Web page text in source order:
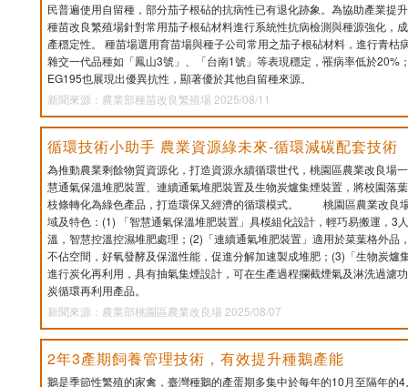
民普遍使用自留種，部分茄子根砧的抗病性已有退化跡象。為協助產業提
種苗改良繁殖場針對常用茄子根砧材料進行系統性抗病檢測與種源強化，
產穩定性。 種苗場選用育苗場與種子公司常用之茄子根砧材料，進行青枯
雜交一代品種如「鳳山3號」、「台南1號」等表現穩定，罹病率低於20%
EG195也展現出優異抗性，顯著優於其他自留種來源。
新聞來源：農業部種苗改良繁殖場 2025/08/11
循環技術小助手 農業資源綠未來-循環減碳配套技術
為推動農業剩餘物質資源化，打造資源永續循環世代，桃園區農業改良場
慧通氣保溫堆肥裝置、連續通氣堆肥裝置及生物炭爐集煙裝置，將校園落
枝條轉化為綠色產品，打造環保又經濟的循環模式。 桃園區農業改良
域及特色：(1) 「智慧通氣保溫堆肥裝置」具模組化設計，輕巧易搬運，3
溫，智慧控溫控濕堆肥處理；(2)「連續通氣堆肥裝置」適用於菜葉格外品
不佔空間，好氧發酵及保溫性能，促進分解加速製成堆肥；(3)「生物炭爐
進行炭化再利用，具有抽氣集煙設計，可在生產過程攔截煙氣及淋洗過濾
炭循環再利用產品。
新聞來源：農業部桃園區農業改良場 2025/08/07
2年3產期飼養管理技術，有效提升種鵝產能
鵝是季節性繁殖的家禽，臺灣種鵝的產蛋期多集中於每年的10月至隔年的